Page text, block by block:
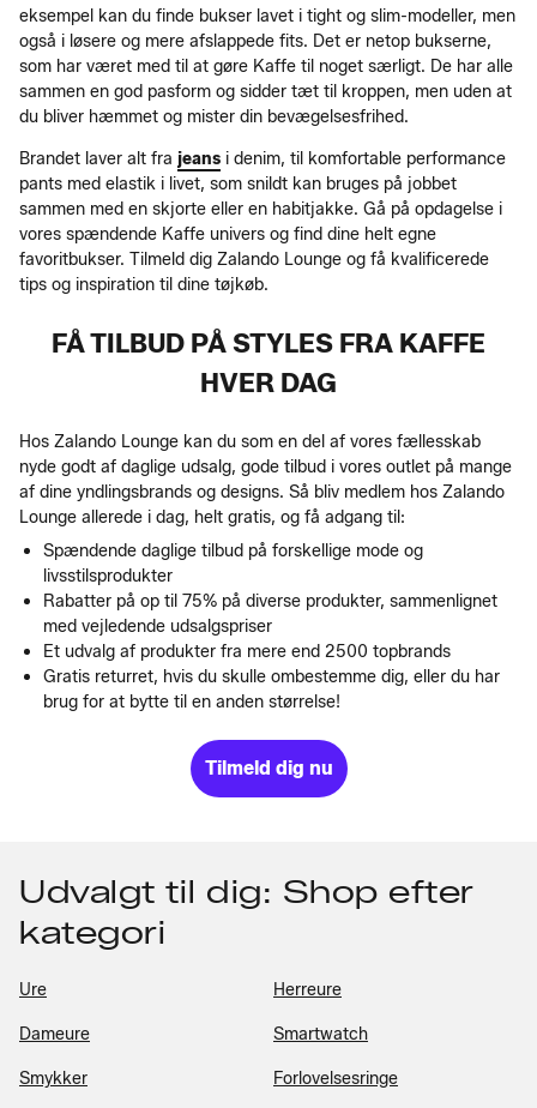
eksempel kan du finde bukser lavet i tight og slim-modeller, men
også i løsere og mere afslappede fits. Det er netop bukserne,
som har været med til at gøre Kaffe til noget særligt. De har alle
sammen en god pasform og sidder tæt til kroppen, men uden at
du bliver hæmmet og mister din bevægelsesfrihed.
Brandet laver alt fra jeans i denim, til komfortable performance
pants med elastik i livet, som snildt kan bruges på jobbet
sammen med en skjorte eller en habitjakke. Gå på opdagelse i
vores spændende Kaffe univers og find dine helt egne
favoritbukser. Tilmeld dig Zalando Lounge og få kvalificerede
tips og inspiration til dine tøjkøb.
FÅ TILBUD PÅ STYLES FRA KAFFE
HVER DAG
Hos Zalando Lounge kan du som en del af vores fællesskab
nyde godt af daglige udsalg, gode tilbud i vores outlet på mange
af dine yndlingsbrands og designs. Så bliv medlem hos Zalando
Lounge allerede i dag, helt gratis, og få adgang til:
Spændende daglige tilbud på forskellige mode og
livsstilsprodukter
Rabatter på op til 75% på diverse produkter, sammenlignet
med vejledende udsalgspriser
Et udvalg af produkter fra mere end 2500 topbrands
Gratis returret, hvis du skulle ombestemme dig, eller du har
brug for at bytte til en anden størrelse!
Tilmeld dig nu
Udvalgt til dig: Shop efter
kategori
Ure Herreure
Dameure Smartwatch
Smykker Forlovelsesringe